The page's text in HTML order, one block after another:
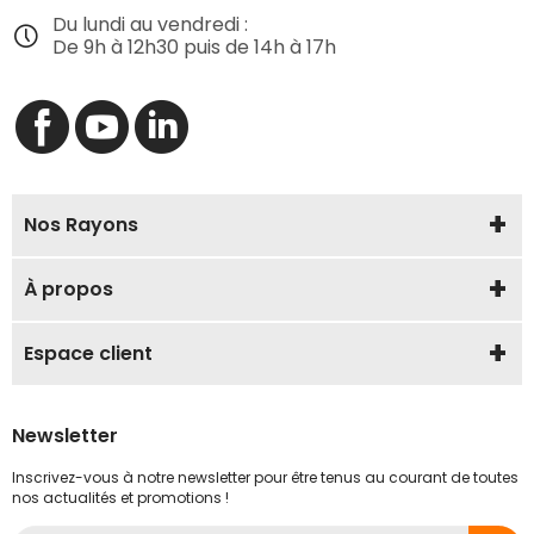
Du lundi au vendredi :
De 9h à 12h30 puis de 14h à 17h
Nos Rayons
À propos
Espace client
Newsletter
Inscrivez-vous à notre newsletter pour être tenus au courant de toutes
nos actualités et promotions !